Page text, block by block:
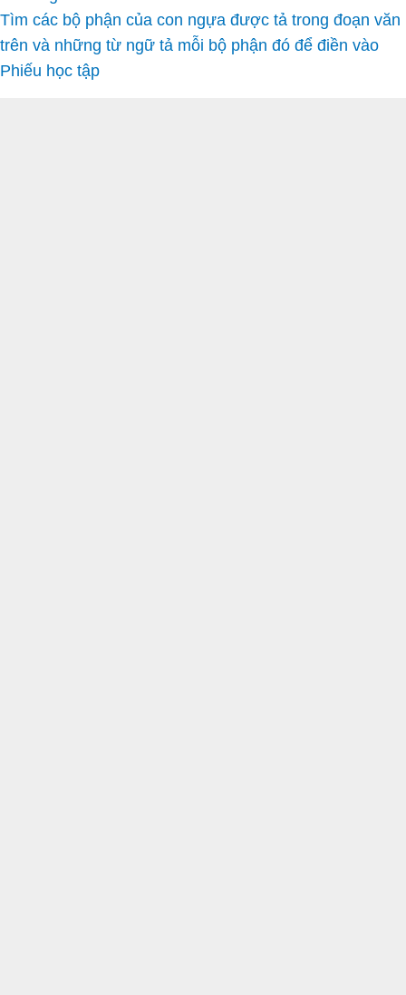
Tìm các bộ phận của con ngựa được tả trong đoạn văn
trên và những từ ngữ tả mỗi bộ phận đó để điền vào
Phiếu học tập